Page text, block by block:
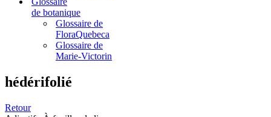
de botanique
Glossaire de
FloraQuebeca
Glossaire de
Marie-Victorin
hédérifolié
Retour